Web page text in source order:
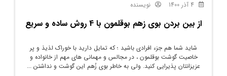
نویسنده
از بین بردن بوی زهم بوقلمون با 4 روش ساده و سریع
شاید شما هم جزء افرادی باشید ؛ که تمایل دارید با خوراک لذیذ و پر
خاصیت گوشت بوقلمون ، در مجالس و مهمانی های مهم از خانواده و
عزیزانتان پذیرایی کنید. ولی به خاطر بوی زُهم این گوشت و نداشتن ...